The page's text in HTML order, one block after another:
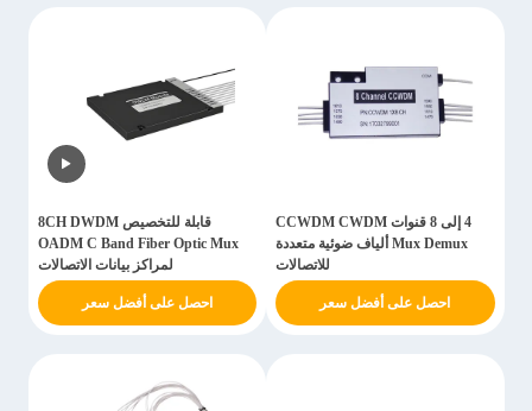
4 إلى 8 قنوات CCWDM CWDM
Mux Demux ألياف ضوئية متعددة
للاتصالات
احصل على أفضل سعر
قابلة للتخصيص 8CH DWDM
OADM C Band Fiber Optic Mux
لمراكز بيانات الاتصالات
احصل على أفضل سعر